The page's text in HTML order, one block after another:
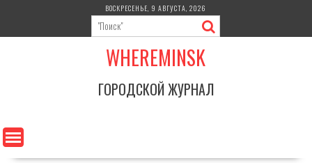
содержимому
ВОСКРЕСЕНЬЕ, 9 АВГУСТА, 2026
WHEREMINSK
ГОРОДСКОЙ ЖУРНАЛ